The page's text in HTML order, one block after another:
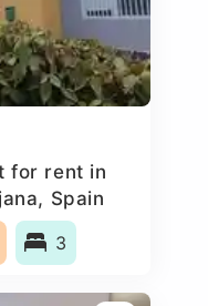
for rent in
Spain
3